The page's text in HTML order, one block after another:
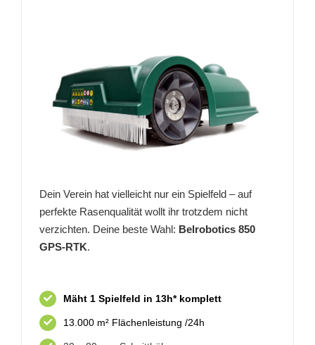
Dein Verein hat vielleicht nur ein Spielfeld – auf
perfekte Rasenqualität wollt ihr trotzdem nicht
verzichten. Deine beste Wahl: Belrobotics 850
GPS-RTK.
Mäht 1 Spielfeld in 13h* komplett
13.000 m² Flächenleistung /24h